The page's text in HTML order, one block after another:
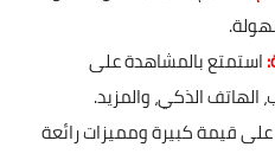
استمتع بالمشاهدة على
الهاتف الذكي، والمزيد.
قيمة كبيرة ومميزات رائعة